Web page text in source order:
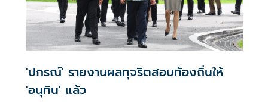
'ปกรณ์' รายงานผลทุจริตสอบท้องถิ่นให้
'อนุทิน' แล้ว